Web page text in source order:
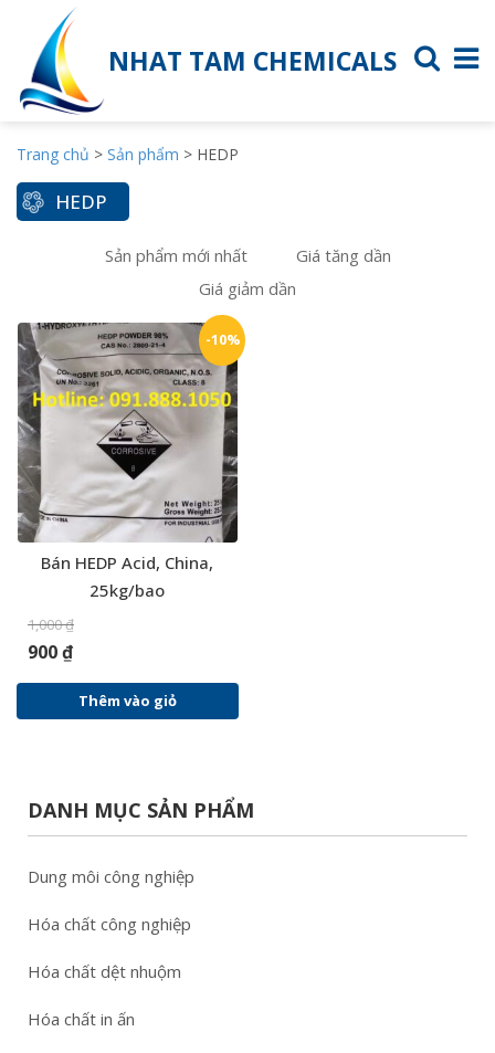
NHAT TAM CHEMICALS
Trang chủ > Sản phẩm > HEDP
HEDP
Sản phẩm mới nhất
Giá tăng dần
Giá giảm dần
-10%
Bán HEDP Acid, China,
25kg/bao
1,000₫
900₫
Thêm vào giỏ
DANH MỤC SẢN PHẨM
Dung môi công nghiệp
Hóa chất công nghiệp
Hóa chất dệt nhuộm
Hóa chất in ấn